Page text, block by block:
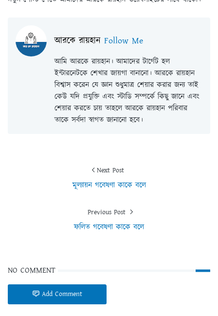
আরকে রায়হান Follow Me
আমি আরকে রায়হান। আমাদের টার্গেট হল
ইন্টারনেটকে শেখার জায়গা বানানো। আরকে রায়হান
বিশ্বাস করেন যে জ্ঞান শুধুমাত্র শেয়ার করার জন্য তাই
কেউ যদি প্রযুক্তি এবং স্টাডি সম্পর্কে কিছু জানে এবং
শেয়ার করতে চায় তাহলে আরকে রায়হান পরিবার
তাকে সর্বদা স্বাগত জানানো হবে।
Next Post
মূল্যায়ন গবেষণা কাকে বলে
Previous Post
ফলিত গবেষণা কাকে বলে
NO COMMENT
Add Comment